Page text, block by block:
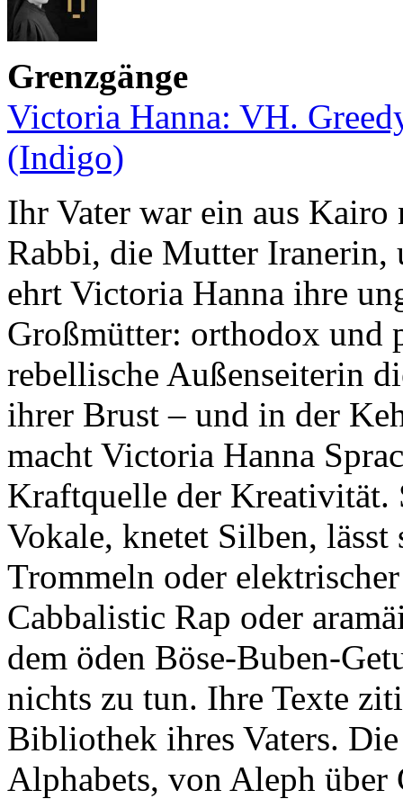
Grenzgänge
Victoria Hanna: VH.
(Indigo)
Ihr Vater war ein aus Kairo
Rabbi, die Mutter Iranerin,
ehrt Victoria Hanna ihre
Großmütter: orthodox und
rebellische Außenseiterin
ihrer Brust – und in der
macht Victoria Hanna
Kraftquelle der Kreativität.
Vokale, knetet Silben,
Trommeln oder
Cabbalistic Rap oder
dem öden Böse-Buben-
nichts zu tun. Ihre Texte
Bibliothek ihres Vaters.
Alphabets, von Aleph über